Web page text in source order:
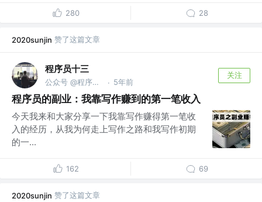
280 28
2020sunjin 赞了这篇文章
程序员十三
公众号 @程序员十三 · 5年前
关注
程序员的副业：我靠写作赚到的第一笔收入
今天我来和大家分享一下我靠写作赚得第一笔收
入的经历，从我为何走上写作之路和我写作初期
的一...
162 69
2020sunjin 赞了这篇文章